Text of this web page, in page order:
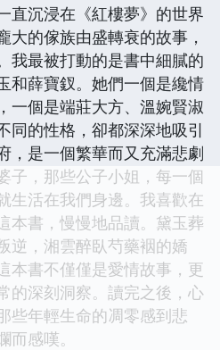
直沉浸在《紅樓夢》的世界
大的傢族由盛轉衰的故事，
我最被打動的是書中細膩的
和薛寶釵。她們一個是纔情
一個是端莊大方、溫婉賢淑
同的性格，卻都深深地吸引
，是一個繁華而又充滿悲劇
子，那些公子小姐，每一個
生活在我們身邊。我喜歡在
本書，慢慢地品讀。黛玉葬
逆，湘雲醉臥芍藥裀的嬌
本書不僅僅是愛情故事，更
的深刻洞察。讀完之後，心
些年輕生命的凋零感到悲
感嘆。